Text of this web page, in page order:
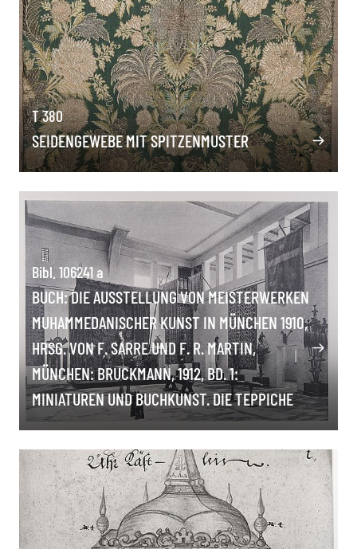
T 380
SEIDENGEWEBE MIT SPITZENMUSTER
Bibl. 106241 a
BUCH: DIE AUSSTELLUNG VON MEISTERWERKEN
MUHAMMEDANISCHER KUNST IN MÜNCHEN 1910,
HRSG. VON F. SARRE UND F. R. MARTIN,
MÜNCHEN: BRUCKMANN, 1912, BD. 1:
MINIATUREN UND BUCHKUNST. DIE TEPPICHE